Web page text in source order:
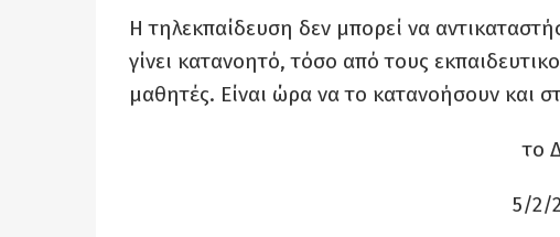
Η τηλεκπαίδευση δεν μπορεί να
γίνει κατανοητό, τόσο από τους
μαθητές. Είναι ώρα να το κατανοήσουν και
το
5/2/